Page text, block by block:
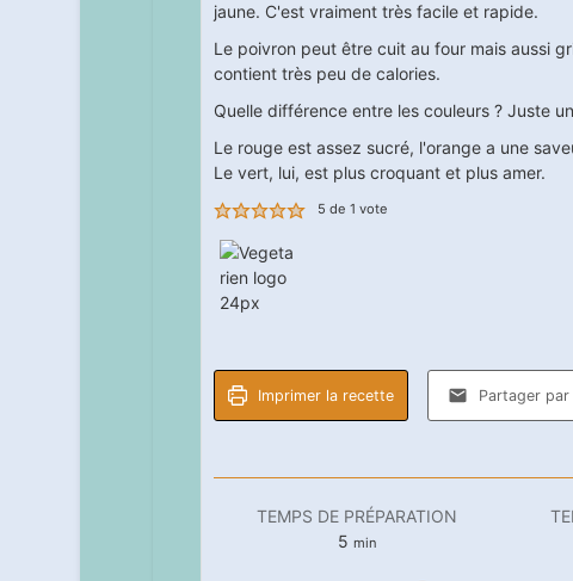
jaune. C'est vraiment très facile et rapide.
Le poivron peut être cuit au four mais aussi
contient très peu de calories.
Quelle différence entre les couleurs ? Juste
Le rouge est assez sucré, l'orange a une
Le vert, lui, est plus croquant et plus amer.
5 de 1 vote
Imprimer la recette Partager par
TEMPS DE PRÉPARATION
5minutes
min